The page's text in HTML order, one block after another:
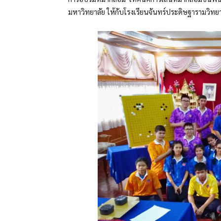
มหาวิทยาลัย ให้กับโรงเรียนจันทร์ประดิษฐารามวิทย